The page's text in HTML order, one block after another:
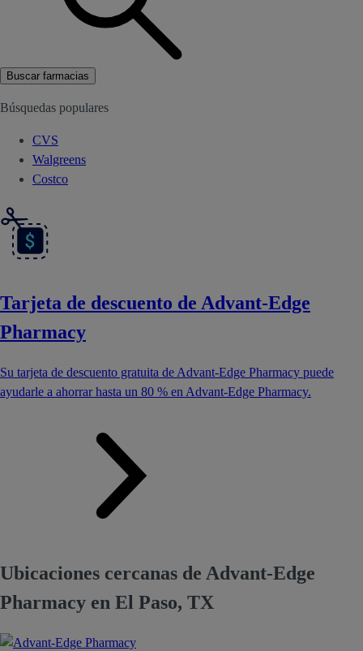
Buscar farmacias
Búsquedas populares
CVS
Walgreens
Costco
Tarjeta de descuento de Advant-Edge
Pharmacy
Su tarjeta de descuento gratuita de Advant-Edge Pharmacy puede
ayudarle a ahorrar hasta un 80 % en Advant-Edge Pharmacy.
Ubicaciones cercanas de Advant-Edge
Pharmacy en El Paso, TX